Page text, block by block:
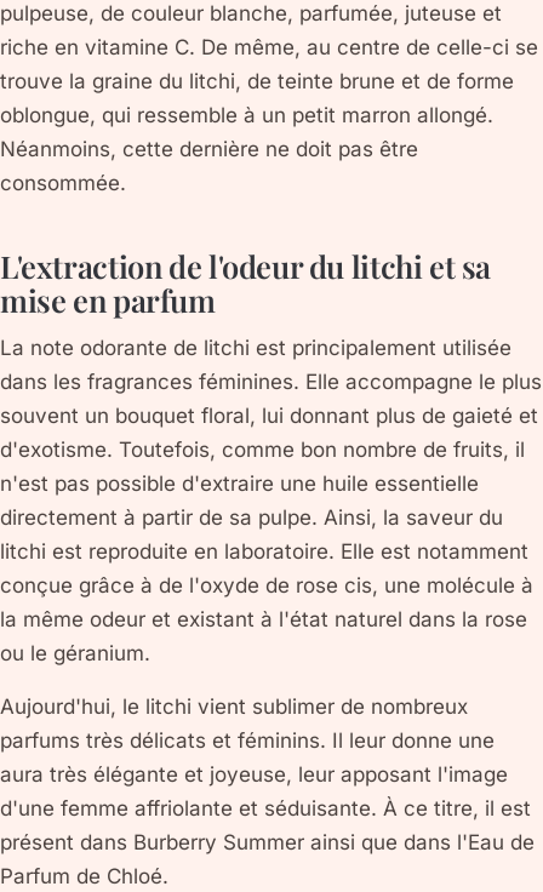
pulpeuse, de couleur blanche, parfumée, juteuse et
riche en vitamine C. De même, au centre de celle-ci se
trouve la graine du litchi, de teinte brune et de forme
oblongue, qui ressemble à un petit marron allongé.
Néanmoins, cette dernière ne doit pas être
consommée.
L'extraction de l'odeur du litchi et sa
mise en parfum
La note odorante de litchi est principalement utilisée
dans les fragrances féminines. Elle accompagne le plus
souvent un bouquet floral, lui donnant plus de gaieté et
d'exotisme. Toutefois, comme bon nombre de fruits, il
n'est pas possible d'extraire une huile essentielle
directement à partir de sa pulpe. Ainsi, la saveur du
litchi est reproduite en laboratoire. Elle est notamment
conçue grâce à de l'oxyde de rose cis, une molécule à
la même odeur et existant à l'état naturel dans la rose
ou le géranium.
Aujourd'hui, le litchi vient sublimer de nombreux
parfums très délicats et féminins. Il leur donne une
aura très élégante et joyeuse, leur apposant l'image
d'une femme affriolante et séduisante. À ce titre, il est
présent dans Burberry Summer ainsi que dans l'Eau de
Parfum de Chloé.